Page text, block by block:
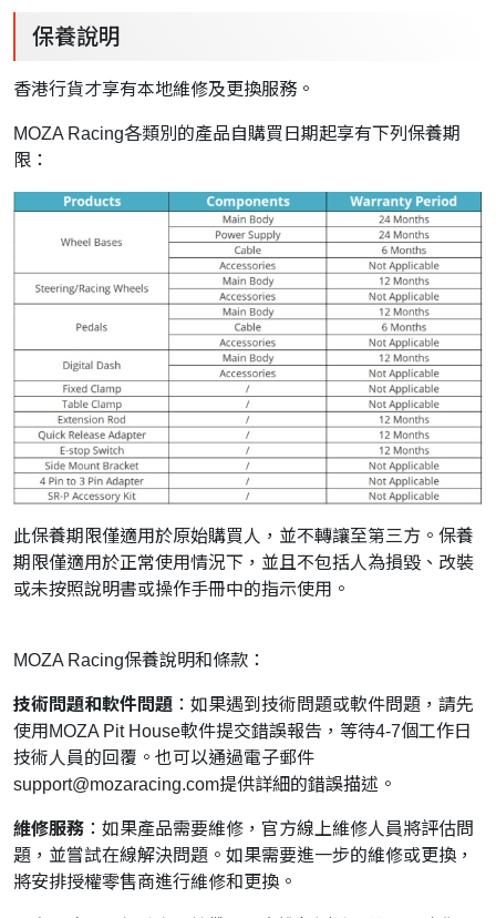
保養說明
香港行貨才享有本地維修及更換服務。
MOZA Racing各類別的產品自購買日期起享有下列保養期
限：
此保養期限僅適用於原始購買人，並不轉讓至第三方。保養
期限僅適用於正常使用情況下，並且不包括人為損毀、改裝
或未按照說明書或操作手冊中的指示使用。
MOZA Racing保養說明和條款：
技術問題和軟件問題 ：如果遇到技術問題或軟件問題，請先
使用MOZA Pit House軟件提交錯誤報告，等待4-7個工作日
技術人員的回覆。也可以通過電子郵件
support@mozaracing.com提供詳細的錯誤描述。
維修服務 ：如果產品需要維修，官方線上維修人員將評估問
題，並嘗試在線解決問題。如果需要進一步的維修或更換，
將安排授權零售商進行維修和更換。